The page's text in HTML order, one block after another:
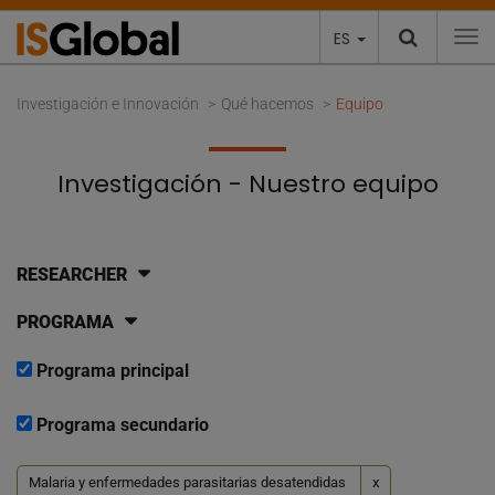
ES
Investigación e Innovación Qué hacemos Equipo
Investigación - Nuestro equipo
RESEARCHER
PROGRAMA
Programa principal
Programa secundario
Malaria y enfermedades parasitarias desatendidas x